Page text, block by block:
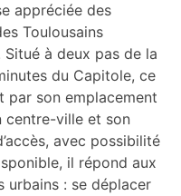
appréciée des
Toulousains
à deux pas de la
du Capitole, ce
par son emplacement
centre-ville et son
avec possibilité
il répond aux
urbains : se déplacer